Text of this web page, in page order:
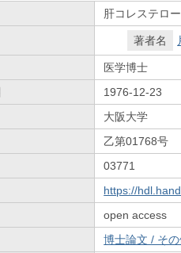
肝コレステロ
著者名
医学博士
1976-12-23
大阪大学
乙第01768号
03771
https://
open access
博士論文 / そ